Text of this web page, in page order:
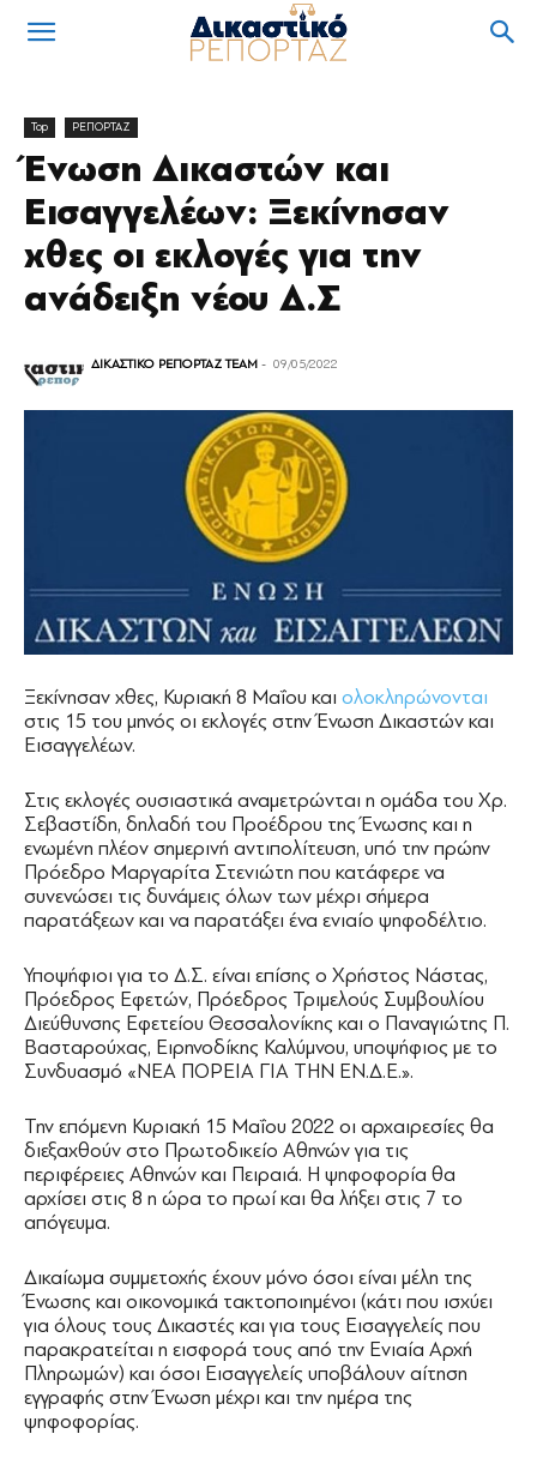
Top ΡΕΠΟΡΤΑΖ
Ένωση Δικαστών και
Εισαγγελέων: Ξεκίνησαν
χθες οι εκλογές για την
ανάδειξη νέου Δ.Σ
ΔΙΚΑΣΤΙΚΟ ΡΕΠΟΡΤΑΖ TEAM - 09/05/2022
Ξεκίνησαν χθες, Κυριακή 8 Μαΐου και ολοκληρώνονται
στις 15 του μηνός οι εκλογές στην Ένωση Δικαστών και
Εισαγγελέων.
Στις εκλογές ουσιαστικά αναμετρώνται η ομάδα του Χρ.
Σεβαστίδη, δηλαδή του Προέδρου της Ένωσης και η
ενωμένη πλέον σημερινή αντιπολίτευση, υπό την πρώην
Πρόεδρο Μαργαρίτα Στενιώτη που κατάφερε να
συνενώσει τις δυνάμεις όλων των μέχρι σήμερα
παρατάξεων και να παρατάξει ένα ενιαίο ψηφοδέλτιο.
Υποψήφιοι για το Δ.Σ. είναι επίσης ο Χρήστος Νάστας,
Πρόεδρος Εφετών, Πρόεδρος Τριμελούς Συμβουλίου
Διεύθυνσης Εφετείου Θεσσαλονίκης και ο Παναγιώτης Π.
Βασταρούχας, Ειρηνοδίκης Καλύμνου, υποψήφιος με το
Συνδυασμό «ΝΕΑ ΠΟΡΕΙΑ ΓΙΑ ΤΗΝ ΕΝ.Δ.Ε.».
Την επόμενη Κυριακή 15 Μαΐου 2022 οι αρχαιρεσίες θα
διεξαχθούν στο Πρωτοδικείο Αθηνών για τις
περιφέρειες Αθηνών και Πειραιά. Η ψηφοφορία θα
αρχίσει στις 8 η ώρα το πρωί και θα λήξει στις 7 το
απόγευμα.
Δικαίωμα συμμετοχής έχουν μόνο όσοι είναι μέλη της
Ένωσης και οικονομικά τακτοποιημένοι (κάτι που ισχύει
για όλους τους Δικαστές και για τους Εισαγγελείς που
παρακρατείται η εισφορά τους από την Ενιαία Αρχή
Πληρωμών) και όσοι Εισαγγελείς υποβάλουν αίτηση
εγγραφής στην Ένωση μέχρι και την ημέρα της
ψηφοφορίας.